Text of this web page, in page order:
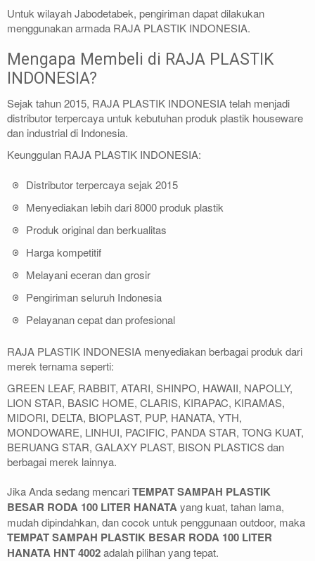
Untuk wilayah Jabodetabek, pengiriman dapat dilakukan
menggunakan armada RAJA PLASTIK INDONESIA.
Mengapa Membeli di RAJA PLASTIK
INDONESIA?
Sejak tahun 2015, RAJA PLASTIK INDONESIA telah menjadi
distributor terpercaya untuk kebutuhan produk plastik houseware
dan industrial di Indonesia.
Keunggulan RAJA PLASTIK INDONESIA:
Distributor terpercaya sejak 2015
Menyediakan lebih dari 8000 produk plastik
Produk original dan berkualitas
Harga kompetitif
Melayani eceran dan grosir
Pengiriman seluruh Indonesia
Pelayanan cepat dan profesional
RAJA PLASTIK INDONESIA menyediakan berbagai produk dari
merek ternama seperti:
GREEN LEAF, RABBIT, ATARI, SHINPO, HAWAII, NAPOLLY,
LION STAR, BASIC HOME, CLARIS, KIRAPAC, KIRAMAS,
MIDORI, DELTA, BIOPLAST, PUP, HANATA, YTH,
MONDOWARE, LINHUI, PACIFIC, PANDA STAR, TONG KUAT,
BERUANG STAR, GALAXY PLAST, BISON PLASTICS dan
berbagai merek lainnya.
Jika Anda sedang mencariTEMPAT SAMPAH PLASTIK
BESAR RODA 100 LITER HANATAyang kuat, tahan lama,
mudah dipindahkan, dan cocok untuk penggunaan outdoor, maka
TEMPAT SAMPAH PLASTIK BESAR RODA 100 LITER
HANATA HNT 4002adalah pilihan yang tepat.